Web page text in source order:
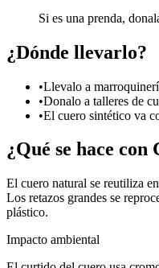
Si es una prenda,
¿Dónde llevarlo?
•Llevalo a
•Donalo a talleres de
•El cuero sintético va
¿Qué se hace con
El cuero natural se reutiliza
Los retazos grandes se
plástico.
Impacto ambiental